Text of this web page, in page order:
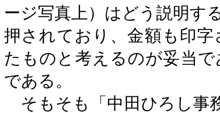
ージ写真上）はどう説明す
押されており、金額も印
たものと考えるのが妥当
である。
そもそも「中田ひろし事